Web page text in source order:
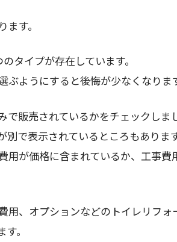
す。
タイプが存在しています。
ようにすると後悔が少なくなりま
販売されているかをチェックしま
で表示されているところもあります
用が価格に含まれているか、工事費
用、オプションなどのトイレリフォ
。